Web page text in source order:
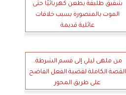
شقيق طليقة يطعن كهربائيًا حتى
الموت بالمنصورة بسبب خلافات
عائلية قديمة
من ملهى ليلي إلى قسم الشرطة..
القصة الكاملة لقضية الفعل الفاضح
على طريق المحور